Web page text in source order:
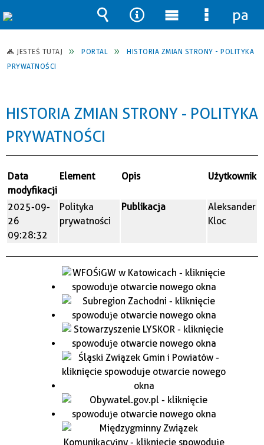
JESTEŚ TUTAJ PORTAL
HISTORIA ZMIAN STRONY - POLITYKA
PRYWATNOŚCI
HISTORIA ZMIAN STRONY - POLITYKA
PRYWATNOŚCI
Data
modyfikacji
Element Opis Użytkownik
2025-09-
26
09:28:32
Polityka
prywatności
Publikacja
Aleksander
Kloc
Wyszukiwarka
Narzędzia
Menu
główne
Menu